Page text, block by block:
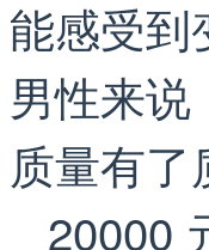
能感受到
男性来
质量有了
20000